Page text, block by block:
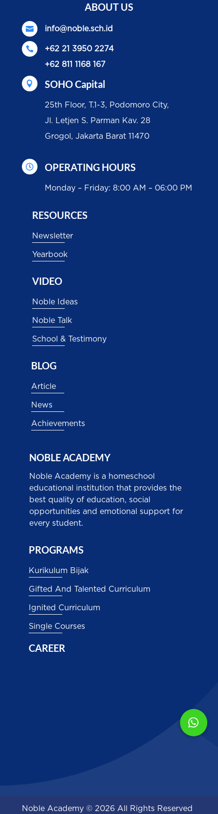
ABOUT US
 info@noble.sch.id

+62 21 3950 2274
+62 811 1168 167
 SOHO Capital
25th Floor, T.1-3, Podomoro City,
Jl. Letjen S. Parman Kav. 28
Grogol, Jakarta Barat 11470
 OPERATING HOURS
Monday – Friday: 8:00 AM – 06:00 PM
RESOURCES
Newsletter
Yearbook
VIDEO
Noble Ideas
Noble Talk
School & Testimony
BLOG
Article
News
Achievements
NOBLE ACADEMY
Noble Academy is a homeschool
educational institution that provides the
best quality of education, social
opportunities and emotional support for
every student.
PROGRAMS
Kurikulum Bijak
Gifted And Talented Curriculum
Ignited Curriculum
Single Courses
CAREER
Noble Academy © 2026 All Rights Reserved